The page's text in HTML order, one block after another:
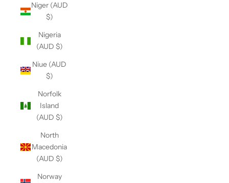
Niger (AUD
$)
Nigeria
(AUD $)
Niue (AUD
$)
Norfolk
Island
(AUD $)
North
Macedonia
(AUD $)
Norway